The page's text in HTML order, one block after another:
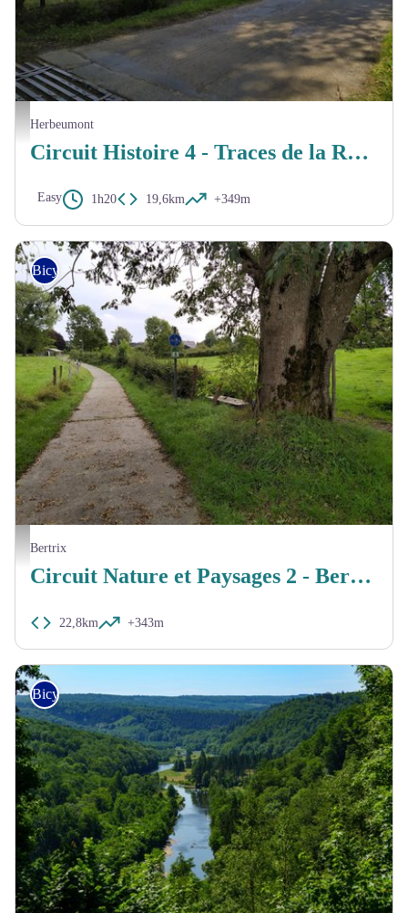
MTPBA
Herbeumont
Circuit Histoire 4 - Traces de la Révolution française (Bertrix et Herbeumont)
Easy 1h20 19,6km +349m
mtpba
Bicycle tourer
Bertrix
Circuit Nature et Paysages 2 - Bertrix
22,8km +343m
Bicycle tourer